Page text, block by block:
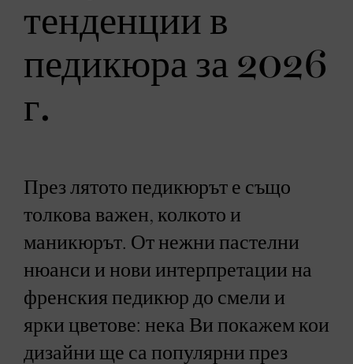
тенденции в
педикюра за 2026
г.
През лятото педикюрът е също
толкова важен, колкото и
маникюрът. От нежни пастелни
нюанси и нови интерпретации на
френския педикюр до смели и
ярки цветове: нека Ви покажем кои
дизайни ще са популярни през